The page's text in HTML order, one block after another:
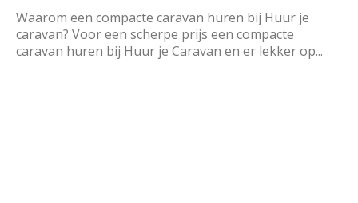
Waarom een compacte caravan huren bij Huur je
caravan? Voor een scherpe prijs een compacte
caravan huren bij Huur je Caravan en er lekker op...